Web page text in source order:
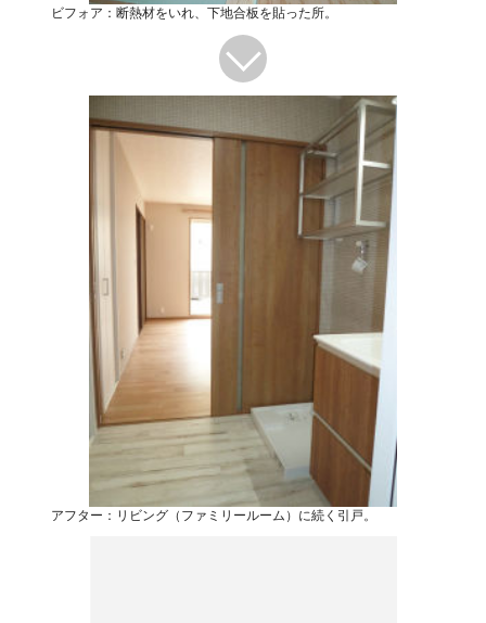
ビフォア：断熱材をいれ、下地合板を貼った所。
アフター：リビング（ファミリールーム）に続く引戸。